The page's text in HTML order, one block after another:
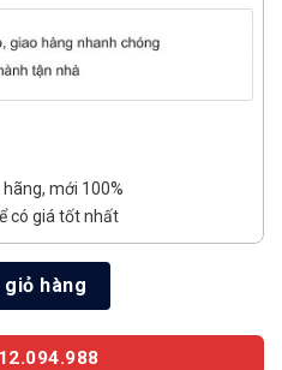
mới 100%
có giá tốt nhất
DMF-1979ASI số lượng
hàng